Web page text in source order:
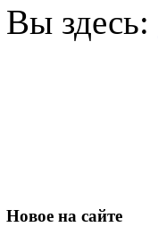
Вы здесь:
Новое на сайте